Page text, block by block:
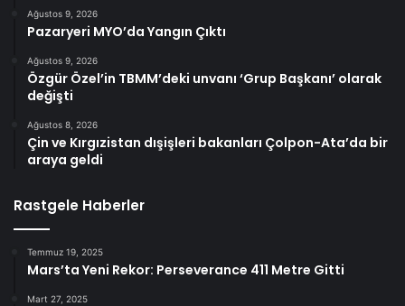
Ağustos 9, 2026
Pazaryeri MYO’da Yangın Çıktı
Ağustos 9, 2026
Özgür Özel’in TBMM’deki unvanı ‘Grup Başkanı’ olarak
değişti
Ağustos 8, 2026
Çin ve Kırgızistan dışişleri bakanları Çolpon-Ata’da bir
araya geldi
Rastgele Haberler
Temmuz 19, 2025
Mars’ta Yeni Rekor: Perseverance 411 Metre Gitti
Mart 27, 2025